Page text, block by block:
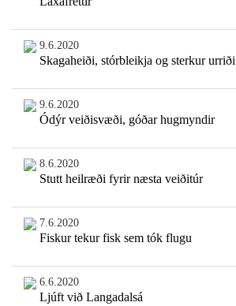
9.6.2020
Skagaheiði, stórbleikja og sterkur urriði
9.6.2020
Ódýr veiðisvæði, góðar hugmyndir
8.6.2020
Stutt heilræði fyrir næsta veiðitúr
7.6.2020
Fiskur tekur fisk sem tók flugu
6.6.2020
Ljúft við Langadalsá